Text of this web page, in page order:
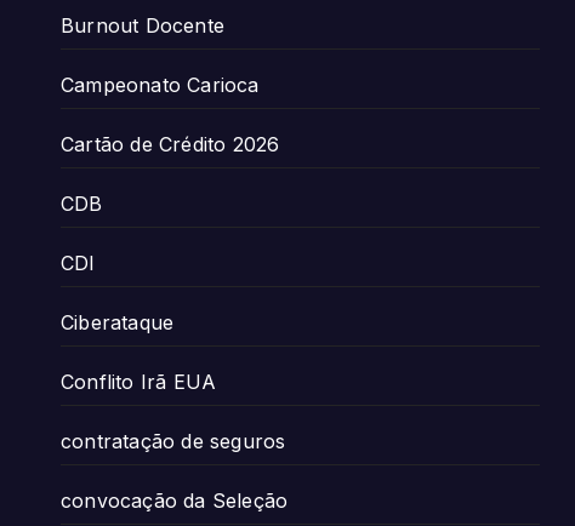
Burnout Docente
Campeonato Carioca
Cartão de Crédito 2026
CDB
CDI
Ciberataque
Conflito Irã EUA
contratação de seguros
convocação da Seleção